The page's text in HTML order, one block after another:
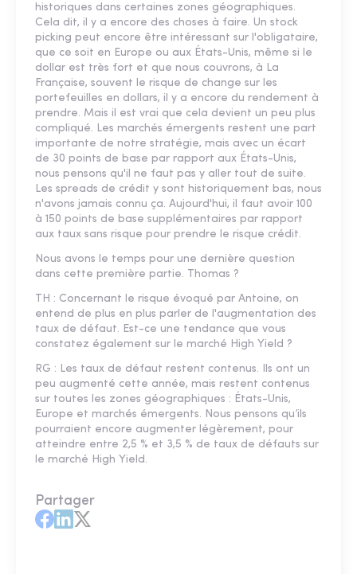
historiques dans certaines zones géographiques.
Cela dit, il y a encore des choses à faire. Un stock
picking peut encore être intéressant sur l'obligataire,
que ce soit en Europe ou aux États-Unis, même si le
dollar est très fort et que nous couvrons, à La
Française, souvent le risque de change sur les
portefeuilles en dollars, il y a encore du rendement à
prendre. Mais il est vrai que cela devient un peu plus
compliqué. Les marchés émergents restent une part
importante de notre stratégie, mais avec un écart
de 30 points de base par rapport aux États-Unis,
nous pensons qu'il ne faut pas y aller tout de suite.
Les spreads de crédit y sont historiquement bas, nous
n'avons jamais connu ça. Aujourd'hui, il faut avoir 100
à 150 points de base supplémentaires par rapport
aux taux sans risque pour prendre le risque crédit.
Nous avons le temps pour une dernière question
dans cette première partie. Thomas ?
TH : Concernant le risque évoqué par Antoine, on
entend de plus en plus parler de l'augmentation des
taux de défaut. Est-ce une tendance que vous
constatez également sur le marché High Yield ?
RG : Les taux de défaut restent contenus. Ils ont un
peu augmenté cette année, mais restent contenus
sur toutes les zones géographiques : États-Unis,
Europe et marchés émergents. Nous pensons qu’ils
pourraient encore augmenter légèrement, pour
atteindre entre 2,5 % et 3,5 % de taux de défauts sur
le marché High Yield.
Partager